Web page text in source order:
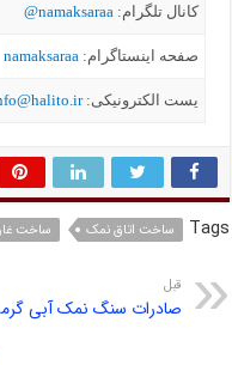
کانال تلگرام: namaksaraa@
صفحه اینستاگرام: namaksaraa
یست الکترونیکی:
Tags ساخت اتاق نمک ساخت
قبل
صادرات سنگ نمک آبی